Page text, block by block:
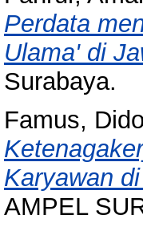
Perdata
Ulama' di
Surabaya.
Famus, Dido
Karyawan
AMPEL